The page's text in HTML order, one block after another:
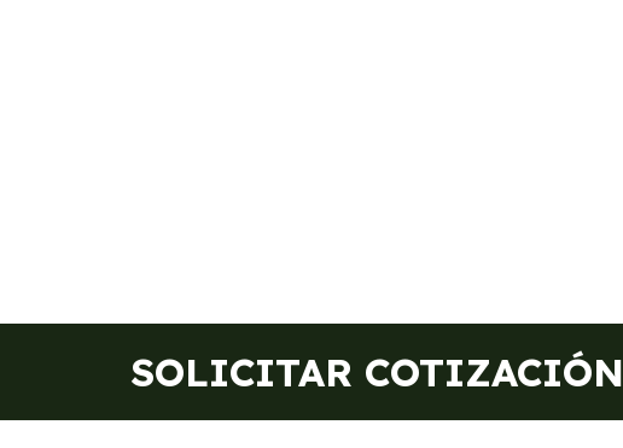
SOLICITAR COTIZACIÓN